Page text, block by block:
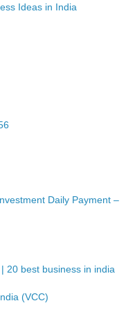
Ideas in India
Daily Payment –
20 best business in india
(VCC)